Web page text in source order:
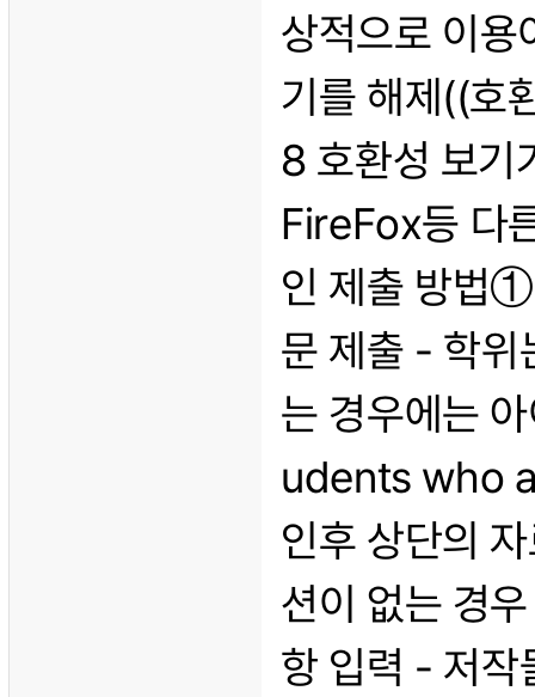
상적으로 이
기를 해제((호
8 호환성 보기
FireFox등 다
인 제출 방법
문 제출 - 학위
는 경우에는
udents who
인후 상단의
션이 없는 경
항 입력 - 저